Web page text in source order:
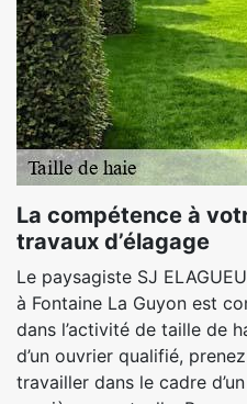
La compétence à
travaux d’élagage
Le paysagiste SJ
à Fontaine La Guyon est
dans l’activité de taille de
d’un ouvrier qualifié,
travailler dans le cadre